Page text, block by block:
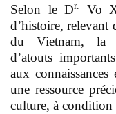
Selon le Dr.
Vo
d’histoire, relevant
du Vietnam, la
d’atouts
aux connaissances
une ressource
culture, à condition